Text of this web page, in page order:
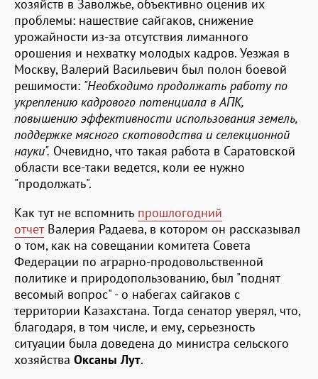
хозяйств в Заволжье, объективно оценив их
проблемы: нашествие сайгаков, снижение
урожайности из-за отсутствия лиманного
орошения и нехватку молодых кадров. Уезжая в
Москву, Валерий Васильевич был полон боевой
решимости: "Необходимо продолжать работу по
укреплению кадрового потенциала в АПК,
повышению эффективности использования земель,
поддержке мясного скотоводства и селекционной
науки". Очевидно, что такая работа в Саратовской
области все-таки ведется, коли ее нужно
"продолжать".
Как тут не вспомнить прошлогодний
отчетВалерия Радаева, в котором он рассказывал
о том, как на совещании комитета Совета
Федерации по аграрно-продовольственной
политике и природопользованию, был "поднят
весомый вопрос" - о набегах сайгаков с
территории Казахстана. Тогда сенатор уверял, что,
благодаря, в том числе, и ему, серьезность
ситуации была доведена до министра сельского
хозяйства Оксаны Лут.